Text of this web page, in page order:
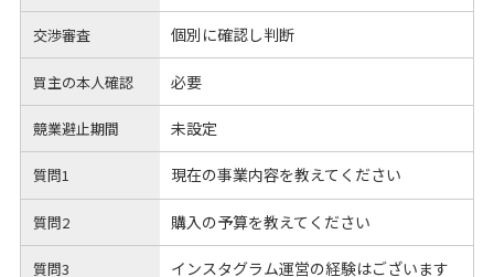
交渉審査 個別に確認し判断
買主の本人確認 必要
競業避止期間 未設定
質問1 現在の事業内容を教えてください
質問2 購入の予算を教えてください
質問3
インスタグラム運営の経験はございます